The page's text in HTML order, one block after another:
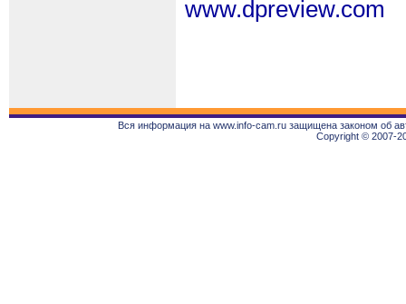
www.dpreview.com
Вся информация на www.info-cam.ru защищена законом об
Copyright © 2007-